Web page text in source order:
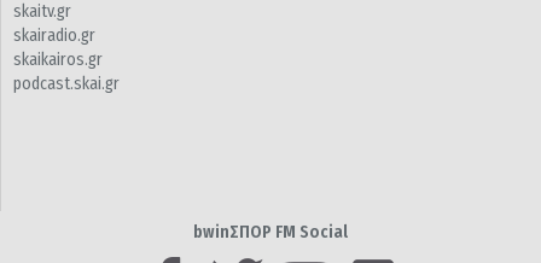
skaitv.gr
skairadio.gr
skaikairos.gr
podcast.skai.gr
bwinΣΠΟΡ FM Social